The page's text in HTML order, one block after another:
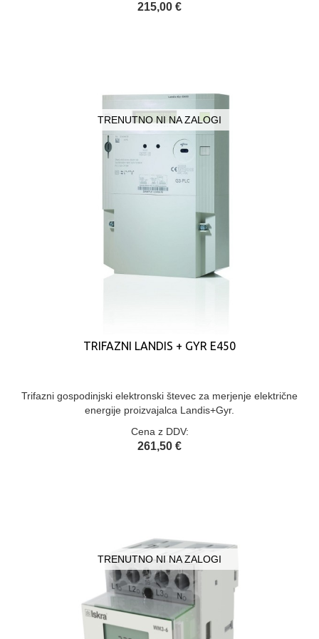
215,00 €
TRENUTNO NI NA ZALOGI
TRIFAZNI LANDIS + GYR E450
Trifazni gospodinjski elektronski števec za merjenje električne
energije proizvajalca Landis+Gyr.
Cena z DDV:
261,50 €
TRENUTNO NI NA ZALOGI